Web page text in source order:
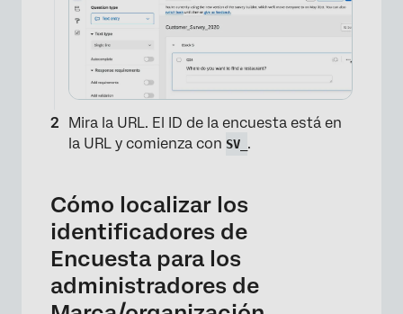
Mira la URL. El ID de la encuesta está en
la URL y comienza con SV_ .
Cómo localizar los
identificadores de
Encuesta para los
administradores de